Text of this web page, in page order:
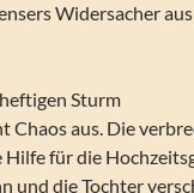
Widersacher aus
Sturm
Chaos aus. Die
Hilfe für die
und die Tochter